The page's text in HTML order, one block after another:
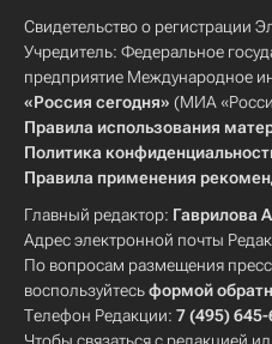
Свидетельство о
Учредитель: Федеральное
предприятие Международное
«Россия сегодня» (МИА
Правила использования
Политика
Правила применения
Главный редактор: Гаврилова
Адрес электронной почты
По вопросам размещения
воспользуйтесьформой
Телефон Редакции: 7 (495) 645-